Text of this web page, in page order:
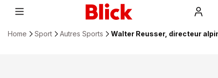
Home Sport Autres Sports Walter Reusser, directeur